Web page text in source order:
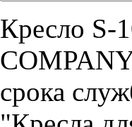
Кресло S-
COMPANY
срока